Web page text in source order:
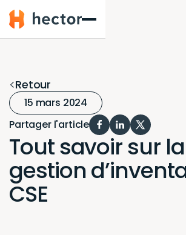
Hector
Retour
15 mars 2024
Partager l'article